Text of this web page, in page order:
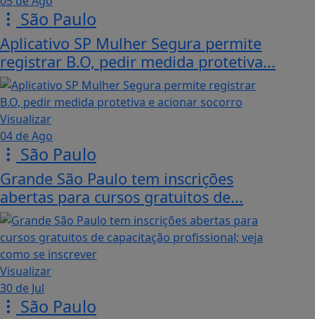
São Paulo
Aplicativo SP Mulher Segura permite
registrar B.O, pedir medida protetiva...
Visualizar
04 de Ago
São Paulo
Grande São Paulo tem inscrições
abertas para cursos gratuitos de...
Visualizar
30 de Jul
São Paulo